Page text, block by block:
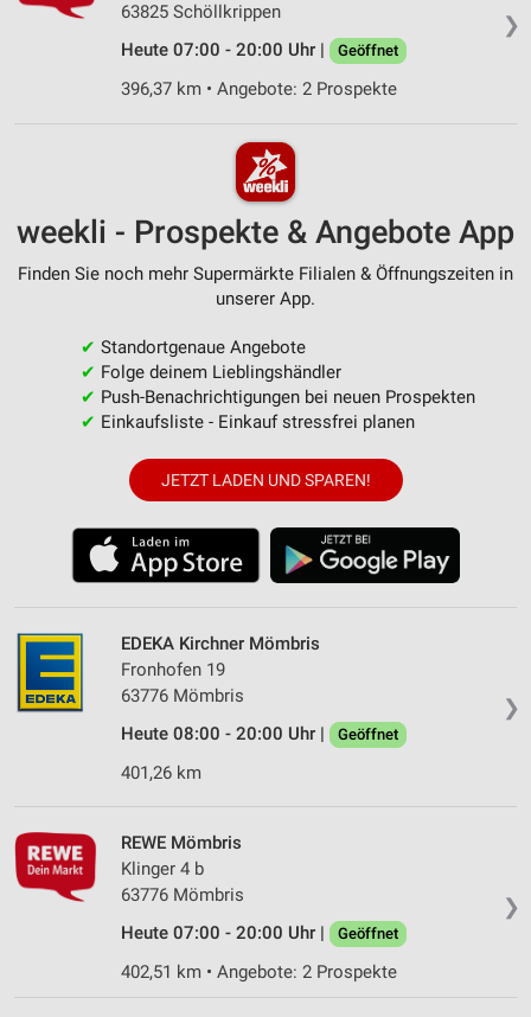
❯
63825 Schöllkrippen
Heute 07:00 - 20:00 Uhr |
Geöffnet
396,37 km • Angebote: 2 Prospekte
weekli - Prospekte & Angebote App
Finden Sie noch mehr Supermärkte Filialen & Öffnungszeiten in
unserer App.
✔ Standortgenaue Angebote
✔ Folge deinem Lieblingshändler
✔ Push-Benachrichtigungen bei neuen Prospekten
✔ Einkaufsliste - Einkauf stressfrei planen
JETZT LADEN UND SPAREN!
❯
EDEKA Kirchner Mömbris
Fronhofen 19
63776 Mömbris
Heute 08:00 - 20:00 Uhr |
Geöffnet
401,26 km
❯
REWE Mömbris
Klinger 4 b
63776 Mömbris
Heute 07:00 - 20:00 Uhr |
Geöffnet
402,51 km • Angebote: 2 Prospekte